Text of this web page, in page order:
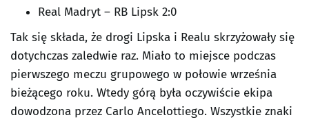
Real Madryt – RB Lipsk 2:0
Tak się składa, że drogi Lipska i Realu skrzyżowały się
dotychczas zaledwie raz. Miało to miejsce podczas
pierwszego meczu grupowego w połowie września
bieżącego roku. Wtedy górą była oczywiście ekipa
dowodzona przez Carlo Ancelottiego. Wszystkie znaki